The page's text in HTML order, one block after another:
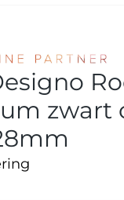
zwart